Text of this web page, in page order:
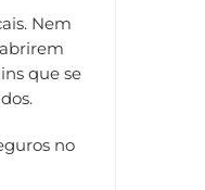
Nem
que se
no